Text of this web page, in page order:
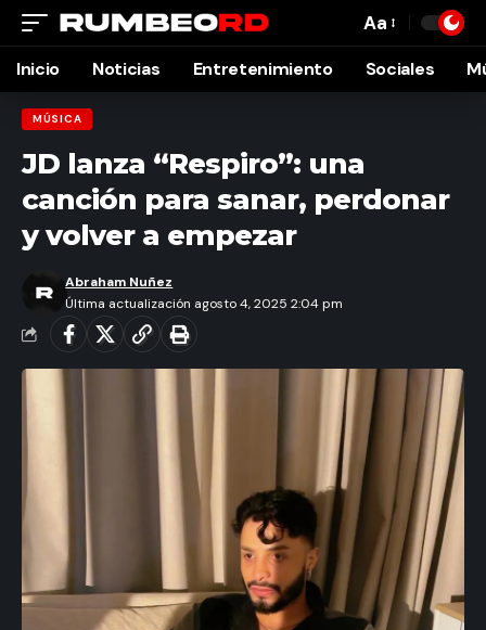
Font
Resizer
Aa
Inicio Noticias Entretenimiento Sociales
MÚSICA
JD lanza “Respiro”: una
canción para sanar, perdonar
y volver a empezar
Última actualización agosto 4, 2025 2:04 pm
Abraham Nuñez